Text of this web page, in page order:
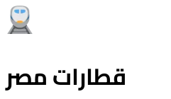
قطارات مصر